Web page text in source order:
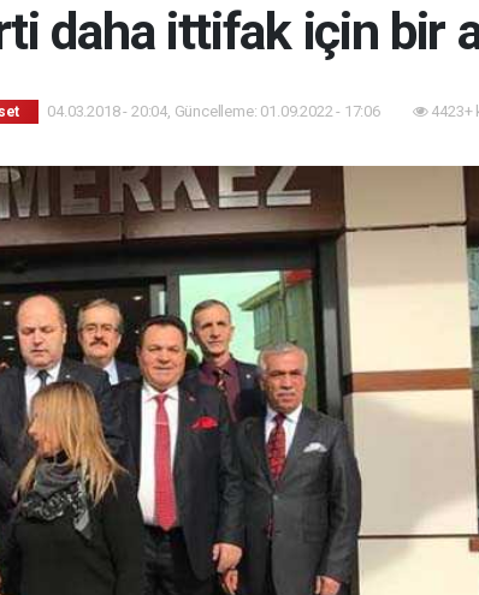
daha ittifak için bir
04.03.2018 - 20:04, Güncelleme: 01.09.2022 - 17:06 4423+